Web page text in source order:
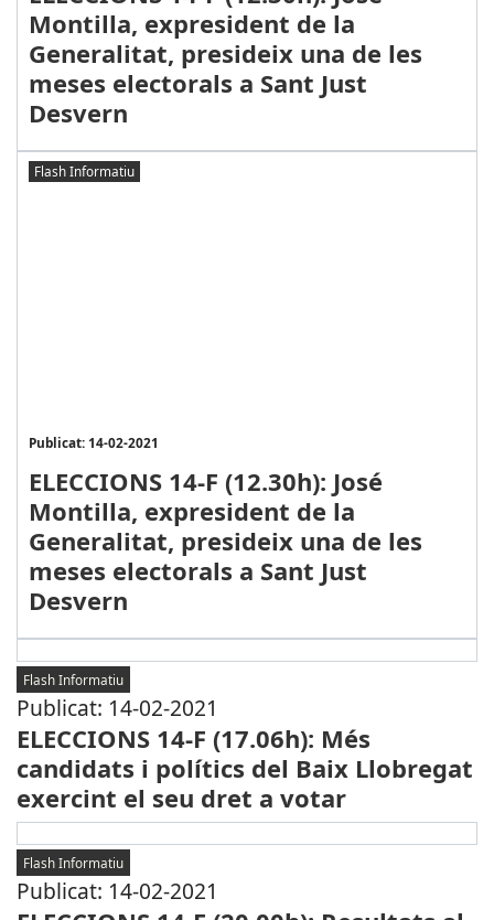
Montilla, expresident de la
Generalitat, presideix una de les
meses electorals a Sant Just
Desvern
Flash Informatiu
Publicat: 14-02-2021
ELECCIONS 14-F (12.30h): José
Montilla, expresident de la
Generalitat, presideix una de les
meses electorals a Sant Just
Desvern
Flash Informatiu
Publicat: 14-02-2021
ELECCIONS 14-F (17.06h): Més
candidats i polítics del Baix Llobregat
exercint el seu dret a votar
Flash Informatiu
Publicat: 14-02-2021